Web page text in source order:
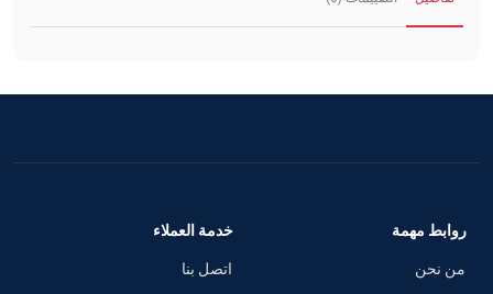
روابط مهمة
من نحن
خدمة العملاء
اتصل بنا